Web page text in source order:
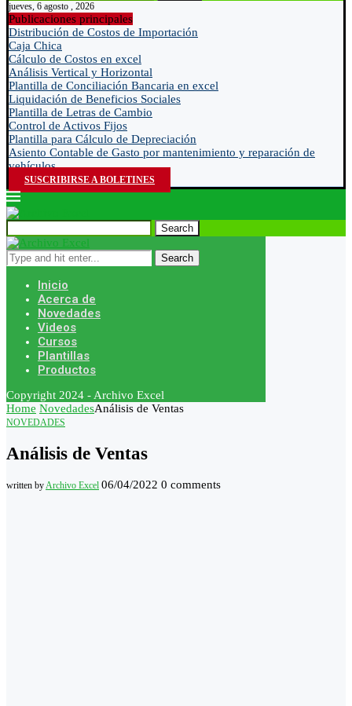
jueves, 6 agosto , 2026
Publicaciones principales
Distribución de Costos de Importación
Caja Chica
Cálculo de Costos en excel
Análisis Vertical y Horizontal
Plantilla de Conciliación Bancaria en excel
Liquidación de Beneficios Sociales
Plantilla de Letras de Cambio
Control de Activos Fijos
Plantilla para Cálculo de Depreciación
Asiento Contable de Gasto por mantenimiento y reparación de
vehículos
SUSCRIBIRSE A BOLETINES
Search
Search
Inicio
Acerca de
Novedades
Videos
Cursos
Plantillas
Productos
Copyright 2024 - Archivo Excel
Home NovedadesAnálisis de Ventas
NOVEDADES
Análisis de Ventas
written byArchivo Excel 06/04/2022 0 comments